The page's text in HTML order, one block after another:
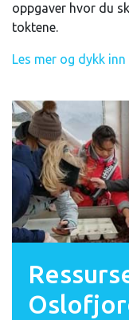
oppgaver hvor du
toktene.
Les mer og dykk